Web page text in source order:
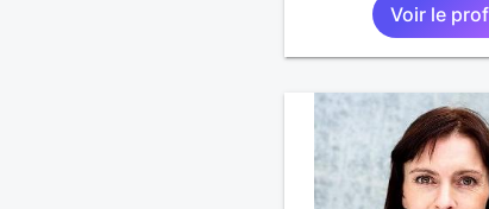
Voir le